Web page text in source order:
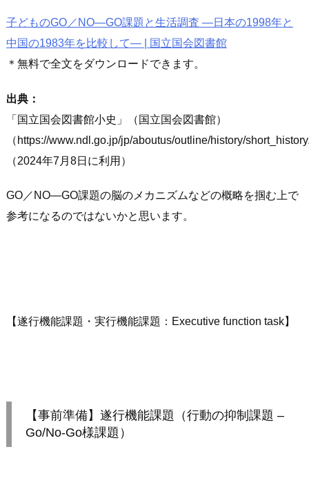
子どものGO／NO―GO課題と生活調査 ―日本の1998年と
中国の1983年を比較して― | 国立国会図書館
＊無料で全文をダウンロードできます。
出典：
「国立国会図書館小史」（国立国会図書館）
（https://www.ndl.go.jp/jp/aboutus/outline/history/
（2024年7月8日に利用）
GO／NO―GO課題の脳のメカニズムなどの概略を掴む上で
参考になるのではないかと思います。
【遂行機能課題・実行機能課題：Executive function task】
【事前準備】遂行機能課題（行動の抑制課題 –
Go/No-Go様課題）